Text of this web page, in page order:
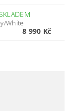
SKLADEM
White
8 990 Kč